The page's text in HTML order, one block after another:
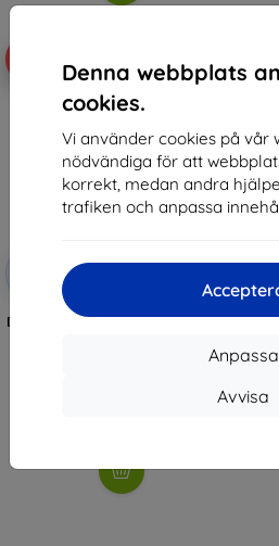
Denna webbplats
cookies.
Vi använder cookies på vår
nödvändiga för att
korrekt, medan andra
trafiken och anpassa
Anpassa
Avvisa
med
Dreame H12 Pro/ M12/H12 Dubbel